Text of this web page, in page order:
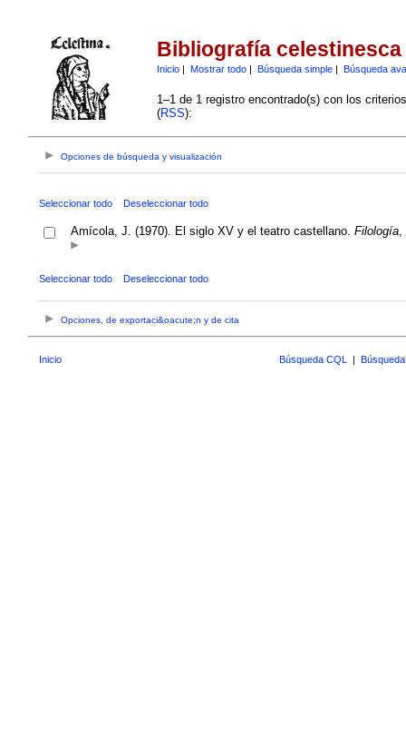
Bibliografía celestinesca
Inicio| Mostrar todo| Búsqueda simple| Búsqueda
1–1 de 1 registro encontrado(s) con los
(RSS):
Opciones de búsqueda y visualización
Seleccionar todo Deseleccionar todo
Amícola, J. (1970). El siglo XV y el teatro castellano. Filología,
Seleccionar todo Deseleccionar todo
Opciones, de exportaci&oacute;n y de cita
Inicio Búsqueda CQL |